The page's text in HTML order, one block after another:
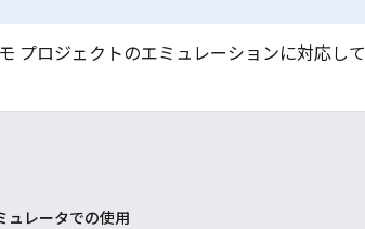
プロジェクトのエミュレーションに対応して
ュレータでの使用